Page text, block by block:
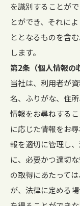
を識別することが
とができ、それに
ととなるものを含
します。
第2条（個人情報の
当社は、利用者が
名、ふりがな、住
情報をお尋ねする
に応じた情報をお
報を適切に管理し
に、必要かつ適切
の取得にあたって
が、法律に定める